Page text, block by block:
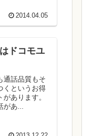
2014.04.05
ドコモユ
通話品質もそ
くというお得
あります。
あ...